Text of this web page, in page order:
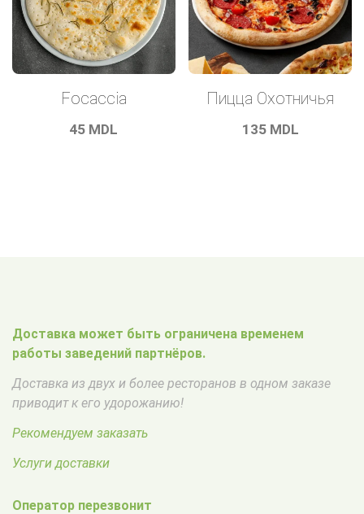
Focaccia
45 MDL
Пицца Охотничья
135 MDL
Доставка может быть ограничена временем
работы заведений партнёров.
Доставка из двух и более ресторанов в одном заказе
приводит к его удорожанию!
Рекомендуем заказать
Услуги доставки
Оператор перезвонит